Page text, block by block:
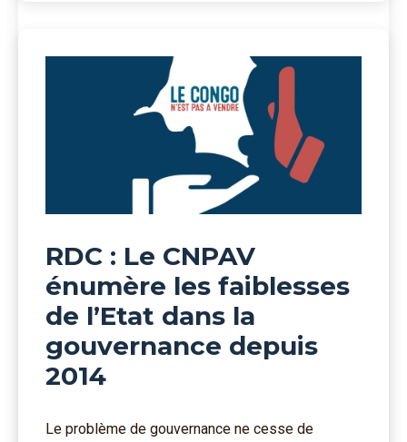
RDC : Le CNPAV
énumère les faiblesses
de l’Etat dans la
gouvernance depuis
2014
Le problème de gouvernance ne cesse de